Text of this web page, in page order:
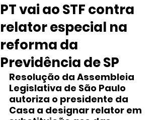
PT vai ao STF contra
relator especial na
reforma da
Previdência de SP
Resolução da Assembleia
Legislativa de São Paulo
autoriza o presidente da
Casa a designar relator em